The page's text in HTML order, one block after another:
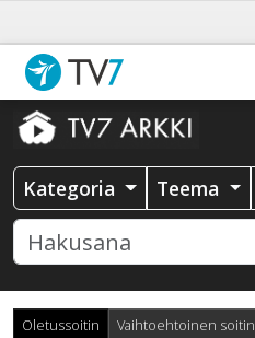
Kategoria Teema
Oletussoitin Vaihtoehtoinen soitin